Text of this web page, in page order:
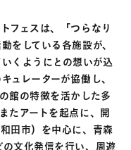
フェスは、「つらなり
をしている各施設が、
くようにとの想いが込
ュレーターが協働し、
館の特徴を活かした多
たアートを起点に、開
田市）を中心に、青森
文化発信を行い、周遊